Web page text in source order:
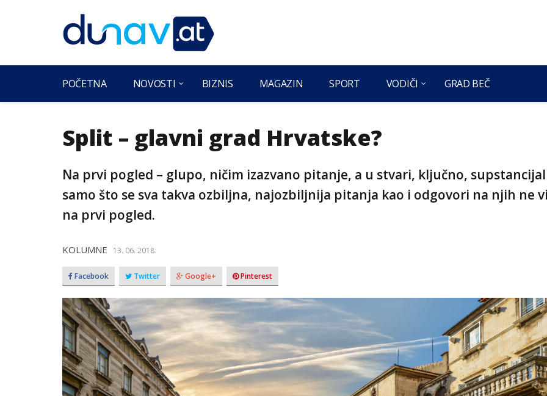
POČETNA NOVOSTI BIZNIS MAGAZIN SPORT VODIČI GRAD BEČ
Split – glavni grad Hrvatske?
Na prvi pogled – glupo, ničim izazvano pitanje, a u stvari, ključno,
samo što se sva takva ozbiljna, najozbiljnija pitanja kao i odgovori na njih ne
na prvi pogled.
KOLUMNE 13. 06. 2018.
Facebook Twitter Google+ Pinterest